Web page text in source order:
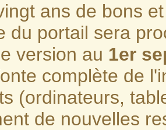
ans de bons
du portail sera
version au 1er
complète de
(ordinateurs,
de nouvelles